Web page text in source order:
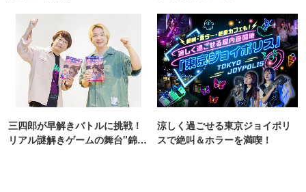
三四郎が早解きバトルに挑戦！
リアル謎解きゲームの舞台"錦糸
涼しく過ごせる東京ジョイポリ
スで絶叫＆ホラーを満喫！